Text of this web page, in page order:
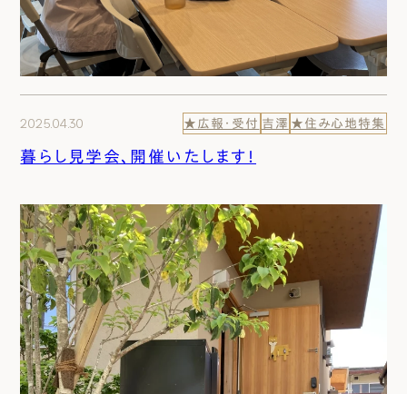
2025.04.30 ★広報・受付 吉澤 ★住み心地特集
暮らし見学会、開催いたします！